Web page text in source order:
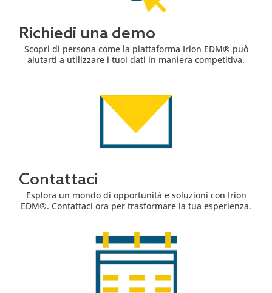
Richiedi una demo
Scopri di persona come la piattaforma Irion EDM® può
aiutarti a utilizzare i tuoi dati in maniera competitiva.
Contattaci
Esplora un mondo di opportunità e soluzioni con Irion
EDM®. Contattaci ora per trasformare la tua esperienza.